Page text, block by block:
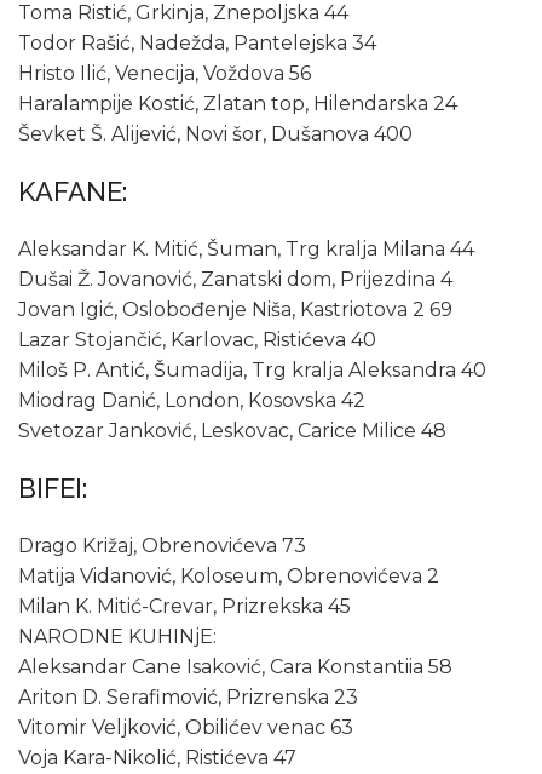
Toma Ristić, Grkinja, Znepoljska 44
Todor Rašić, Nadežda, Pantelejska 34
Hristo Ilić, Venecija, Voždova 56
Haralampije Kostić, Zlatan top, Hilendarska 24
Ševket Š. Alijević, Novi šor, Dušanova 400
KAFANE:
Aleksandar K. Mitić, Šuman, Trg kralja Milana 44
Dušai Ž. Jovanović, Zanatski dom, Prijezdina 4
Jovan Igić, Oslobođenje Niša, Kastriotova 2 69
Lazar Stojančić, Karlovac, Ristićeva 40
Miloš P. Antić, Šumadija, Trg kralja Aleksandra 40
Miodrag Danić, London, Kosovska 42
Svetozar Janković, Leskovac, Carice Milice 48
BIFEI:
Drago Križaj, Obrenovićeva 73
Matija Vidanović, Koloseum, Obrenovićeva 2
Milan K. Mitić-Crevar, Prizrekska 45
NARODNE KUHINjE:
Aleksandar Cane Isaković, Cara Konstantiia 58
Ariton D. Serafimović, Prizrenska 23
Vitomir Veljković, Obilićev venac 63
Voja Kara-Nikolić, Ristićeva 47